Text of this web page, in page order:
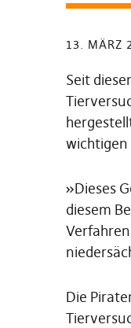
13. MÄRZ
Seit
wichtigen
»Dieses
diesem
Die